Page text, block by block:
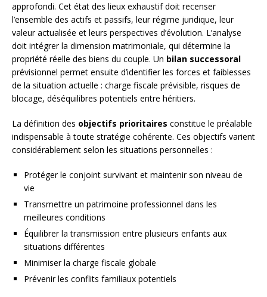
approfondi. Cet état des lieux exhaustif doit recenser
l’ensemble des actifs et passifs, leur régime juridique, leur
valeur actualisée et leurs perspectives d’évolution. L’analyse
doit intégrer la dimension matrimoniale, qui détermine la
propriété réelle des biens du couple. Un bilan successoral
prévisionnel permet ensuite d’identifier les forces et faiblesses
de la situation actuelle : charge fiscale prévisible, risques de
blocage, déséquilibres potentiels entre héritiers.
La définition des objectifs prioritaires constitue le préalable
indispensable à toute stratégie cohérente. Ces objectifs varient
considérablement selon les situations personnelles :
Protéger le conjoint survivant et maintenir son niveau de
vie
Transmettre un patrimoine professionnel dans les
meilleures conditions
Équilibrer la transmission entre plusieurs enfants aux
situations différentes
Minimiser la charge fiscale globale
Prévenir les conflits familiaux potentiels